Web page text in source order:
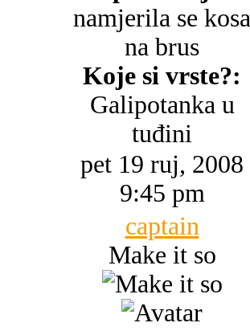
namjerila se kosa
na brus
Koje si vrste?:
Galipotanka u
tuđini
pet 19 ruj, 2008
9:45 pm
captain
Make it so